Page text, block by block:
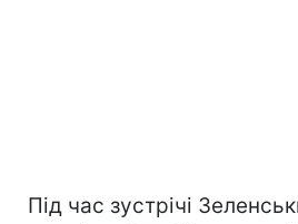
Під час зустрічі